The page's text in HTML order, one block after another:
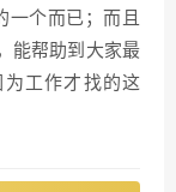
一个而已；而且
能帮助到大家最
工作才找的这